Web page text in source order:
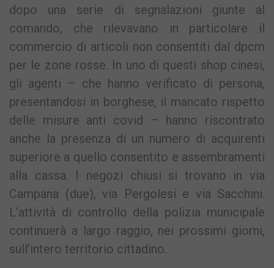
dopo una serie di segnalazioni giunte al
comando, che rilevavano in particolare il
commercio di articoli non consentiti dal dpcm
per le zone rosse. In uno di questi shop cinesi,
gli agenti – che hanno verificato di persona,
presentandosi in borghese, il mancato rispetto
delle misure anti covid – hanno riscontrato
anche la presenza di un numero di acquirenti
superiore a quello consentito e assembramenti
alla cassa. I negozi chiusi si trovano in via
Campana (due), via Pergolesi e via Sacchini.
L’attività di controllo della polizia municipale
continuerà a largo raggio, nei prossimi giorni,
sull’intero territorio cittadino.